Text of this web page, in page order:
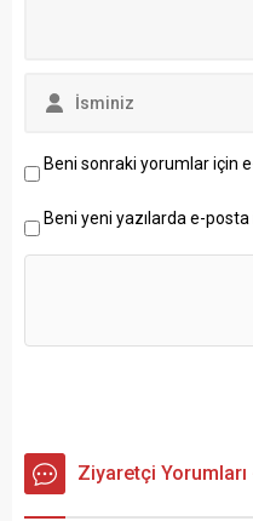
Beni sonraki yorumlar için
Beni yeni yazılarda e-posta
Ziyaretçi Yorumları